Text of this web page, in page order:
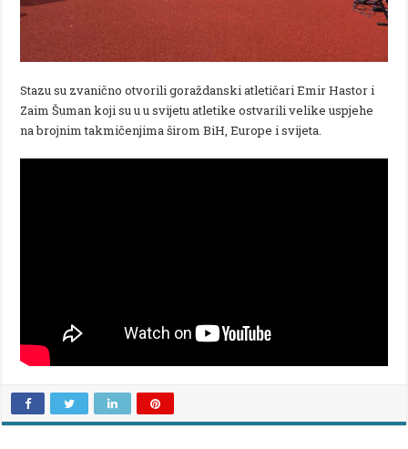
Stazu su zvanično otvorili goraždanski atletičari Emir Hastor i
Zaim Šuman koji su u u svijetu atletike ostvarili velike uspjehe
na brojnim takmičenjima širom BiH, Europe i svijeta.